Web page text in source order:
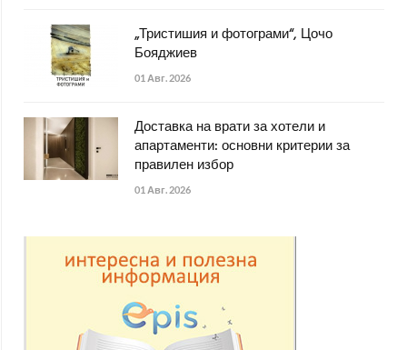
„Тристишия и фотограми“, Цочо
Бояджиев
01 Авг. 2026
Доставка на врати за хотели и
апартаменти: основни критерии за
правилен избор
01 Авг. 2026